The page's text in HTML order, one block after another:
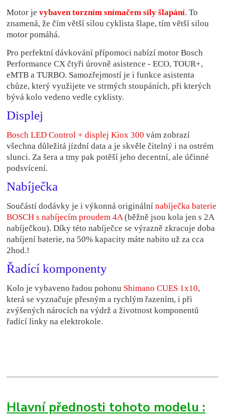
Motor jevybaven torzním snímačem síly šlapání. To
znamená, že čím větší silou cyklista šlape, tím větší silou
motor pomáhá.
Pro perfektní dávkování přípomoci nabízí motor Bosch
Performance CX čtyři úrovně asistence - ECO, TOUR+,
eMTB a TURBO. Samozřejmostí je i funkce asistenta
chůze, který využijete ve strmých stoupáních, při kterých
bývá kolo vedeno vedle cyklisty.
Displej
Bosch LED Control + displej Kiox 300 vám zobrazí
všechna důležitá jízdní data a je skvěle čitelný i na ostrém
slunci. Za šera a tmy pak potěší jeho decentní, ale účinné
podsvícení.
Nabíječka
Součástí dodávky je i výkonná originálnínabíječka baterie
BOSCH s nabíjecím proudem 4A(běžně jsou kola jen s 2A
nabíječkou). Díky této nabíječce se výrazně zkracuje doba
nabíjení baterie, na 50% kapacity máte nabito už za cca
2hod.!
Řadící komponenty
Kolo je vybaveno řadou pohonu Shimano CUES 1x10,
která se vyznačuje přesným a rychlým řazením, i při
zvýšených nárocích na výdrž a životnost komponentů
řadící linky na elektrokole.
Hlavní přednosti tohoto modelu :